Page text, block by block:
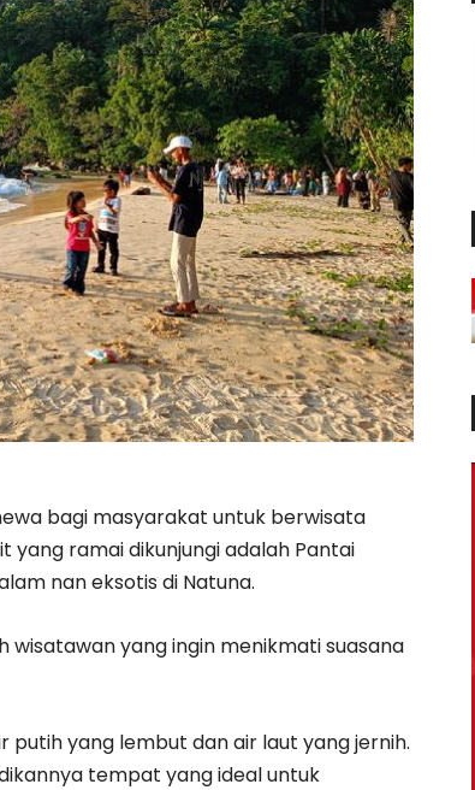
bagi masyarakat untuk berwisata
yang ramai dikunjungi adalah Pantai
nan eksotis di Natuna.
wisatawan yang ingin menikmati suasana
putih yang lembut dan air laut yang jernih.
tempat yang ideal untuk